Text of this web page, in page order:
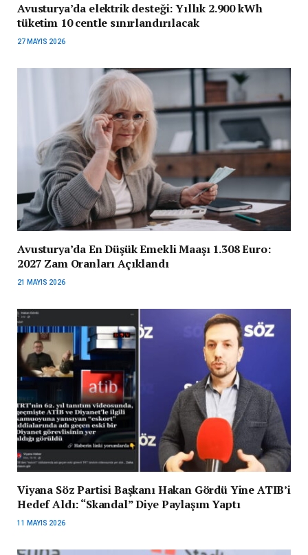
Avusturya’da elektrik desteği: Yıllık 2.900 kWh
tüketim 10 centle sınırlandırılacak
27 MAYIS 2026
Avusturya’da En Düşük Emekli Maaşı 1.308 Euro:
2027 Zam Oranları Açıklandı
21 MAYIS 2026
Viyana Söz Partisi Başkanı Hakan Gördü Yine ATIB’i
Hedef Aldı: “Skandal” Diye Paylaşım Yaptı
11 MAYIS 2026